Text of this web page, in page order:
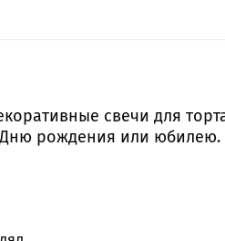
свечи для
рождения или юбилею.